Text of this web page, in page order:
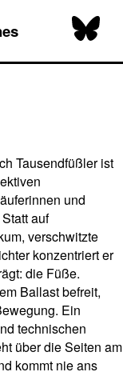
Tausendfüßler ist
und
auf
verschwitzte
konzentriert er
die Füße.
Ballast befreit,
Ein
technischen
über die Seiten am
kommt nie ans